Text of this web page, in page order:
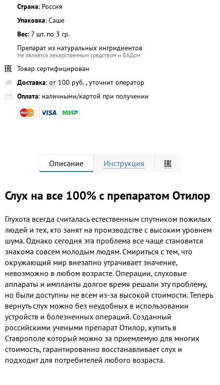
Страна: Россия
Упаковка: Саше
Вес: 7 шт. по 3 гр.
Препарат из натуральных ингридиентов
Не является лекарственным средством и БАДом
Товар сертифицирован
Доставка: от 100 руб. , уточнит оператор
Оплата: наличными/картой при получении
Описание Инструкция
Слух на все 100% с препаратом Отилор
Глухота всегда считалась естественным спутником пожилых
людей и тех, кто занят на производстве с высоким уровнем
шума. Однако сегодня эта проблема все чаще становится
знакома совсем молодым людям. Смириться с тем, что
окружающий мир внезапно утрачивает значение,
невозможно в любом возрасте. Операции, слуховые
аппараты и импланты долгое время решали эту проблему,
но были доступны не всем из-за высокой стоимости. Теперь
вернуть слух можно без неудобных в использовании
устройств и болезненных операций. Созданный
российскими учеными препарат Отилор, купить в
Ставрополе который можно за приемлемую для многих
стоимость, гарантированно восстанавливает слух и
подходит для потребителей любого возраста.